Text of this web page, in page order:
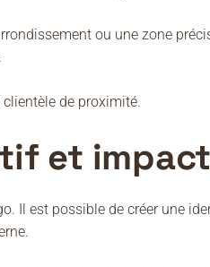
ou une zone
clientèle de proximité.
et
Il est possible de créer une